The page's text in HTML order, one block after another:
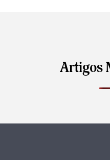
Artigos